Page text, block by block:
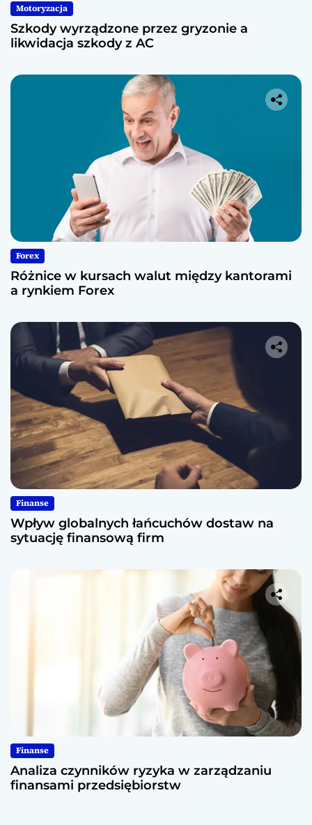
Motoryzacja
Szkody wyrządzone przez gryzonie a
likwidacja szkody z AC
Forex
Różnice w kursach walut między kantorami
a rynkiem Forex
Finanse
Wpływ globalnych łańcuchów dostaw na
sytuację finansową firm
Finanse
Analiza czynników ryzyka w zarządzaniu
finansami przedsiębiorstw